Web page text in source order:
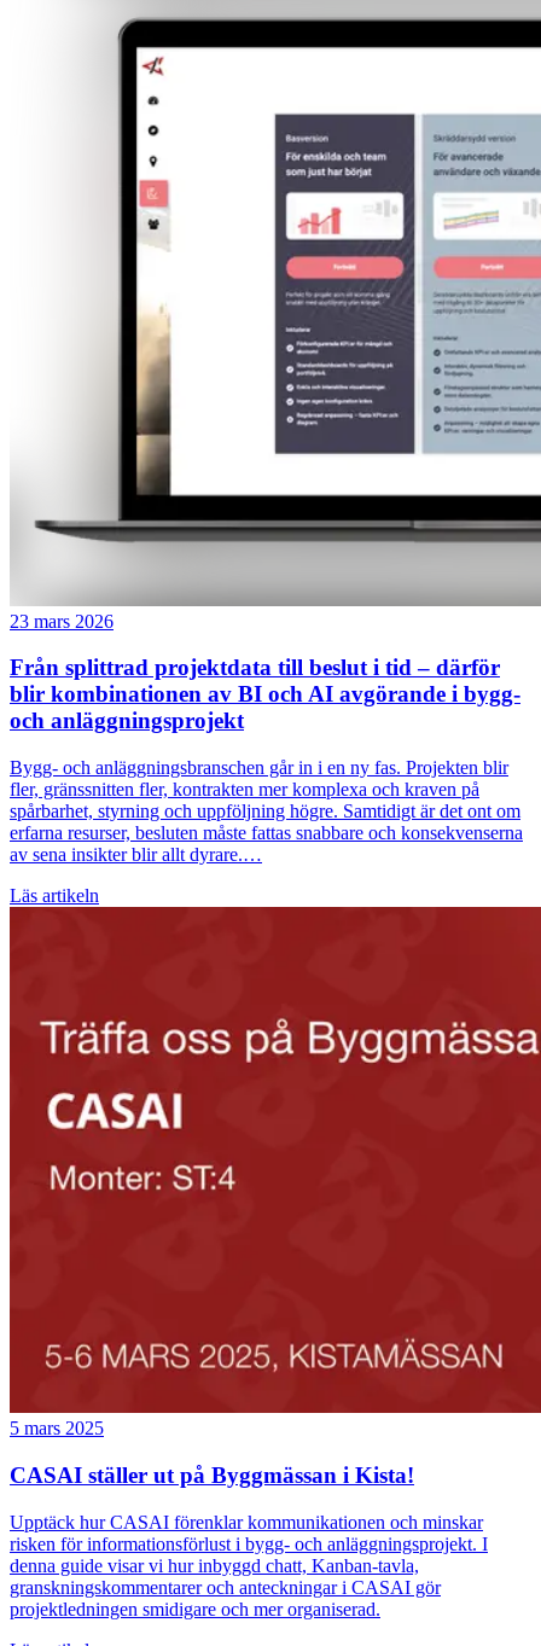
23 mars 2026
Från splittrad projektdata till beslut i tid – därför
blir kombinationen av BI och AI avgörande i bygg-
och anläggningsprojekt
Bygg- och anläggningsbranschen går in i en ny fas. Projekten blir
fler, gränssnitten fler, kontrakten mer komplexa och kraven på
spårbarhet, styrning och uppföljning högre. Samtidigt är det ont om
erfarna resurser, besluten måste fattas snabbare och konsekvenserna
av sena insikter blir allt dyrare.…
Läs artikeln
5 mars 2025
CASAI ställer ut på Byggmässan i Kista!
Upptäck hur CASAI förenklar kommunikationen och minskar
risken för informationsförlust i bygg- och anläggningsprojekt. I
denna guide visar vi hur inbyggd chatt, Kanban-tavla,
granskningskommentarer och anteckningar i CASAI gör
projektledningen smidigare och mer organiserad.